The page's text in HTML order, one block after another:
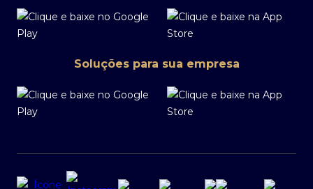
Soluções para sua empresa